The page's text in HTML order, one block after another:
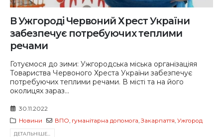
В Ужгороді Червоний Хрест України
забезпечує потребуючих теплими
речами
Готуємося до зими: Ужгородська міська організаціяя
Товариства Червоного Хреста України забезпечує
потребуючих теплими речами. В місті та на його
околицях зараз...
30.11.2022
Новини
ВПО гуманітарна допомога ,Закарпаття ,Ужгород
ДЕТАЛЬНIШЕ...